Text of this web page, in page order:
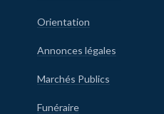
Orientation
Annonces légales
Marchés Publics
Funéraire